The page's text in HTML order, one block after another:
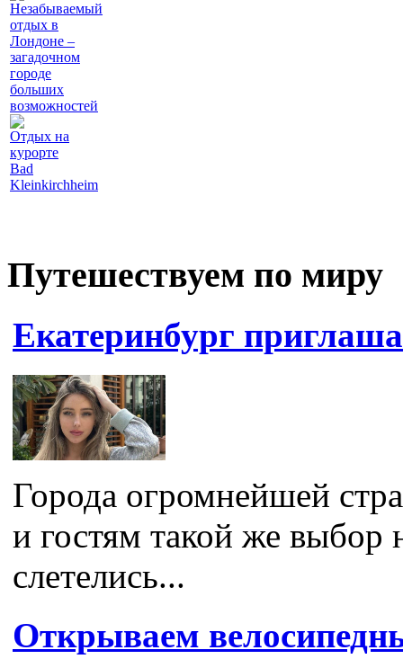
Незабываемый
отдых в
Лондоне –
загадочном
городе
больших
возможностей
Отдых на
курорте
Bad
Kleinkirchheim
Путешествуем по миру
Екатеринбург
Города огромнейшей
и гостям такой же
слетелись...
Открываем